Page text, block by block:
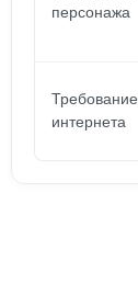
персонажа
Требование
интернета